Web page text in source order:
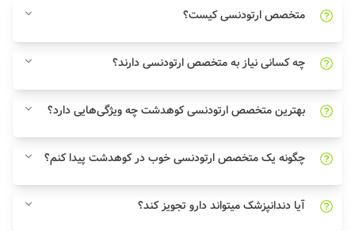
متخصص ارتودنسی کیست؟
چه کسانی نیاز به متخصص ارتودنسی دارند؟
بهترین متخصص ارتودنسی کوهدشت چه ویژگی‌هایی دارد؟
چگونه یک متخصص ارتودنسی خوب در کوهدشت پیدا کنم؟
آیا دندانپزشک میتواند دارو تجویز کند؟